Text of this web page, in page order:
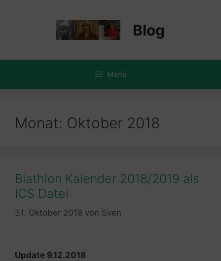
Blog
Menü
Monat: Oktober 2018
Biathlon Kalender 2018/2019 als
ICS Datei
31. Oktober 2018 von Sven
Update 9.12.2018